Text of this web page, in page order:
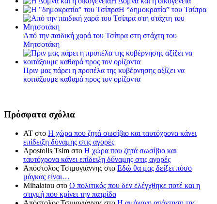
Η “δημοκρατία” του Τσίπρα
Από την παιδική χαρά του Τσίπρα στη στάχτη του
Μητσοτάκη
Πριν μας πάρει η προπέλα της κυβέρνησης αξίζει να
κοιτάξουμε καθαρά προς τον ορίζοντα
Πρόσφατα σχόλια
ΑΤ στο Η χώρα που ζητά σωσίβιο και ταυτόχρονα κάνει
επίδειξη δύναμης στις αγορές
Apostolis Tsim στο Η χώρα που ζητά σωσίβιο και
ταυτόχρονα κάνει επίδειξη δύναμης στις αγορές
Απόστολος Τσιμογιάννης στο Εδώ θα μας δείξει πόσο
μάγκας είναι…
Mihalatou στο Ο πολιτικός που δεν ελέγχθηκε ποτέ και η
στιγμή που κρίνει την πατρίδα